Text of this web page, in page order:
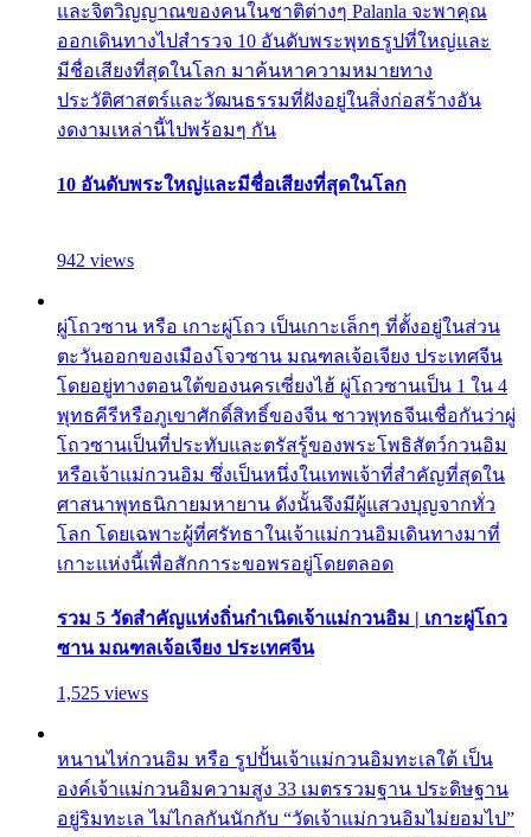
และจิตวิญญาณของคนในชาติต่างๆ Palanla จะพาคุณ
ออกเดินทางไปสำรวจ 10 อันดับพระพุทธรูปที่ใหญ่และ
มีชื่อเสียงที่สุดในโลก มาค้นหาความหมายทาง
ประวัติศาสตร์และวัฒนธรรมที่ฝังอยู่ในสิ่งก่อสร้างอัน
งดงามเหล่านี้ไปพร้อมๆ กัน
10 อันดับพระใหญ่และมีชื่อเสียงที่สุดในโลก
942 views
ผู่โถวซาน หรือ เกาะผู่โถว เป็นเกาะเล็กๆ ที่ตั้งอยู่ในส่วน
ตะวันออกของเมืองโจวซาน มณฑลเจ้อเจียง ประเทศจีน
โดยอยู่ทางตอนใต้ของนครเซี่ยงไฮ้ ผู่โถวซานเป็น 1 ใน 4
พุทธคีรีหรือภูเขาศักดิ์สิทธิ์ของจีน ชาวพุทธจีนเชื่อกันว่าผู่
โถวซานเป็นที่ประทับและตรัสรู้ของพระโพธิสัตว์กวนอิม
หรือเจ้าแม่กวนอิม ซึ่งเป็นหนึ่งในเทพเจ้าที่สำคัญที่สุดใน
ศาสนาพุทธนิกายมหายาน ดังนั้นจึงมีผู้แสวงบุญจากทั่ว
โลก โดยเฉพาะผู้ที่ศรัทธาในเจ้าแม่กวนอิมเดินทางมาที่
เกาะแห่งนี้เพื่อสักการะขอพรอยู่โดยตลอด
รวม 5 วัดสำคัญแห่งถิ่นกำเนิดเจ้าแม่กวนอิม | เกาะผู่โถว
ซาน มณฑลเจ้อเจียง ประเทศจีน
1,525 views
หนานไห่กวนอิม หรือ รูปปั้นเจ้าแม่กวนอิมทะเลใต้ เป็น
องค์เจ้าแม่กวนอิมความสูง 33 เมตรรวมฐาน ประดิษฐาน
อยู่ริมทะเล ไม่ไกลกันนักกับ “วัดเจ้าแม่กวนอิมไม่ยอมไป”